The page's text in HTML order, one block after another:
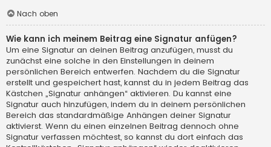
Nach oben
Wie kann ich meinem Beitrag eine Signatur anfügen?
Um eine Signatur an deinen Beitrag anzufügen, musst du
zunächst eine solche in den Einstellungen in deinem
persönlichen Bereich entwerfen. Nachdem du die Signatur
erstellt und gespeichert hast, kannst du in jedem Beitrag das
Kästchen „Signatur anhängen“ aktivieren. Du kannst eine
Signatur auch hinzufügen, indem du in deinem persönlichen
Bereich das standardmäßige Anhängen deiner Signatur
aktivierst. Wenn du einen einzelnen Beitrag dennoch ohne
Signatur verfassen möchtest, so kannst du dort einfach das